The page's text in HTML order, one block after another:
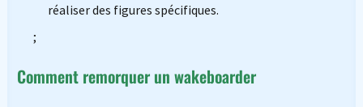
réaliser des figures spécifiques.
;
Comment remorquer un wakeboarder